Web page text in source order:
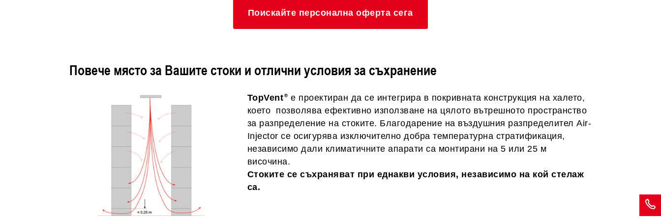
Поискайте персонална оферта сега
Повече място за Вашите стоки и отлични условия за съхранение
TopVent
е проектиран да се интегрира в покривната конструкция на халето,
което позволява ефективно използване на цялото вътрешното пространство
за разпределение на стоките. Благодарение на въздушния разпределител Air-
Injector се осигурява изключително добра температурна стратификация,
независимо дали климатичните апарати са монтирани на 5 или 25 м
височина.
Стоките се съхраняват при еднакви условия, независимо на кой стелаж
са.